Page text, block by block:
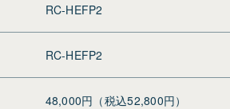
RC-HEFP2
RC-HEFP2
48,000円（税込52,800円）